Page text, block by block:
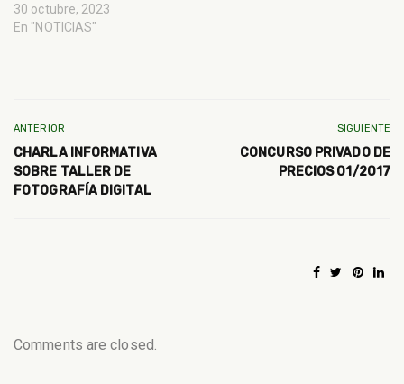
30 octubre, 2023
En "NOTICIAS"
ANTERIOR
CHARLA INFORMATIVA
SOBRE TALLER DE
FOTOGRAFÍA DIGITAL
SIGUIENTE
CONCURSO PRIVADO DE
PRECIOS 01/2017
Comments are closed.